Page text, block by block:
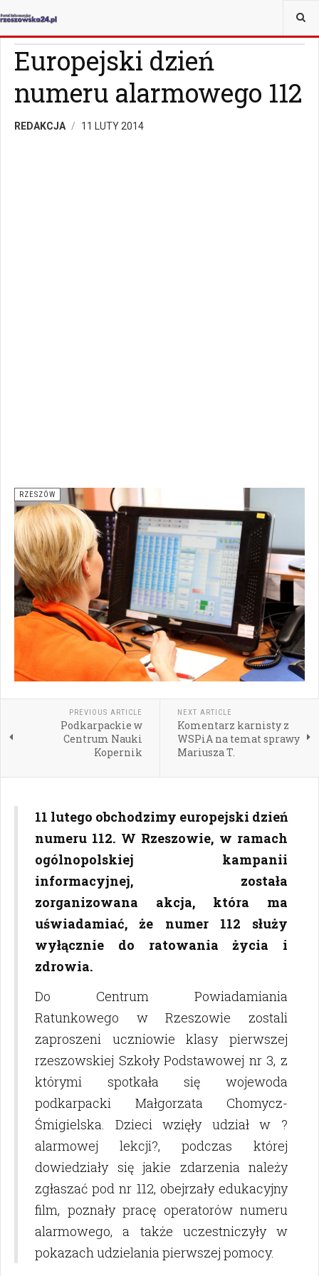
JESTEŚ TUTAJ:
Europejski dzień
numeru alarmowego 112
REDAKCJA 11 LUTY 2014
RZESZÓW
PREVIOUS ARTICLE
Podkarpackie w
Centrum Nauki
Kopernik
NEXT ARTICLE
Komentarz karnisty z
WSPiA na temat sprawy
Mariusza T.
11 lutego obchodzimy europejski dzień
numeru 112. W Rzeszowie, w ramach
ogólnopolskiej kampanii
informacyjnej, została
zorganizowana akcja, która ma
uświadamiać, że numer 112 służy
wyłącznie do ratowania życia i
zdrowia.
Do Centrum Powiadamiania
Ratunkowego w Rzeszowie zostali
zaproszeni uczniowie klasy pierwszej
rzeszowskiej Szkoły Podstawowej nr 3, z
którymi spotkała się wojewoda
podkarpacki Małgorzata Chomycz-
Śmigielska. Dzieci wzięły udział w ?
alarmowej lekcji?, podczas której
dowiedziały się jakie zdarzenia należy
zgłaszać pod nr 112, obejrzały edukacyjny
film, poznały pracę operatorów numeru
alarmowego, a także uczestniczyły w
pokazach udzielania pierwszej pomocy.